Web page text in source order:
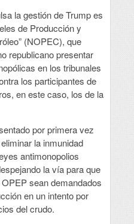
la gestión de Trump es
de Producción y
(NOPEC), que
republicano presentar
en los tribunales
los participantes de
en este caso, los de la
por primera vez
la inmunidad
antimonopolios
la vía para que
sean demandados
en un intento por
del crudo.